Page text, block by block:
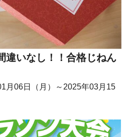
違いなし！！合格じねん
月06日（月）～2025年03月15